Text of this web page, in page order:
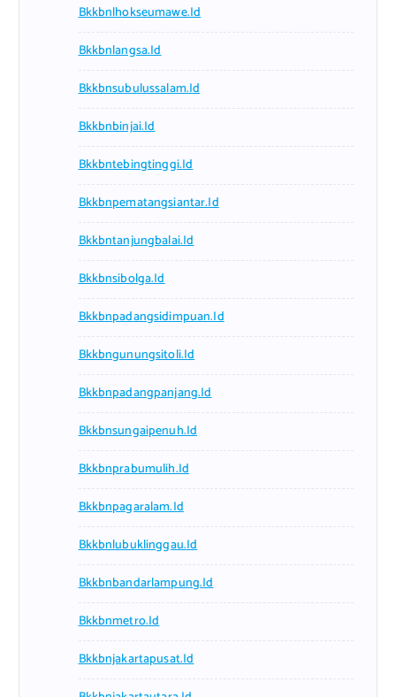
Bkkbnlhokseumawe.id
Bkkbnlangsa.id
Bkkbnsubulussalam.id
Bkkbnbinjai.id
Bkkbntebingtinggi.id
Bkkbnpematangsiantar.id
Bkkbntanjungbalai.id
Bkkbnsibolga.id
Bkkbnpadangsidimpuan.id
Bkkbngunungsitoli.id
Bkkbnpadangpanjang.id
Bkkbnsungaipenuh.id
Bkkbnprabumulih.id
Bkkbnpagaralam.id
Bkkbnlubuklinggau.id
Bkkbnbandarlampung.id
Bkkbnmetro.id
Bkkbnjakartapusat.id